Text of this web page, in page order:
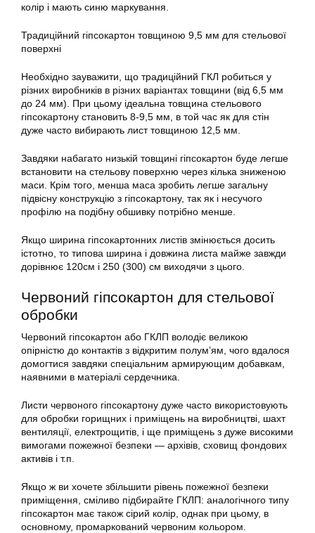
колір і мають синю маркування.
Традиційний гіпсокартон товщиною 9,5 мм для стельової
поверхні
Необхідно зауважити, що традиційний ГКЛ робиться у
різних виробників в різних варіантах товщини (від 6,5 мм
до 24 мм). При цьому ідеальна товщина стельового
гіпсокартону становить 8-9,5 мм, в той час як для стін
дуже часто вибирають лист товщиною 12,5 мм.
Завдяки набагато низькій товщині гіпсокартон буде легше
встановити на стельову поверхню через кілька зниженою
маси. Крім того, менша маса зробить легше загальну
підвісну конструкцію з гіпсокартону, так як і несучого
профілю на подібну обшивку потрібно менше.
Якщо ширина гіпсокартонних листів змінюється досить
істотно, то типова ширина і довжина листа майже завжди
дорівнює 120см і 250 (300) см виходячи з цього.
Червоний гіпсокартон для стельової
обробки
Червоний гіпсокартон або ГКЛП володіє великою
опірністю до контактів з відкритим полум’ям, чого вдалося
домогтися завдяки спеціальним армирующим добавкам,
наявними в матеріалі сердечника.
Листи червоного гіпсокартону дуже часто використовують
для обробки горищних і приміщень на виробництві, шахт
вентиляції, електрощитів, і ще приміщень з дуже високими
вимогами пожежної безпеки — архівів, сховищ фондових
активів і т.п.
Якщо ж ви хочете збільшити рівень пожежної безпеки
приміщення, сміливо підбирайте ГКЛП: аналогічного типу
гіпсокартон має також сірий колір, однак при цьому, в
основному, промаркований червоним кольором.